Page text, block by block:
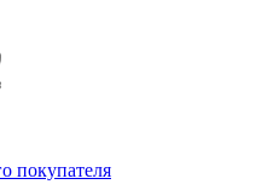
покупателя